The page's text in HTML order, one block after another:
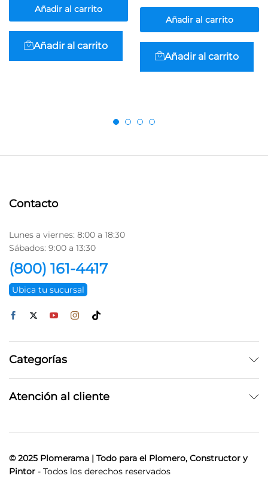
Añadir al carrito
Añadir al carrito
Añadir al carrito
Añadir al carrito
Contacto
Lunes a viernes: 8:00 a 18:30
Sábados: 9:00 a 13:30
(800) 161-4417
Ubica tu sucursal
Categorías
Atención al cliente
© 2025 Plomerama | Todo para el Plomero, Constructor y
Pintor - Todos los derechos reservados